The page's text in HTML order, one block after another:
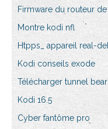
Firmware du routeur
Montre kodi nfl
Htpps_ appareil real-
Kodi conseils exode
Télécharger tunnel
Kodi 16.5
Cyber fantôme pro